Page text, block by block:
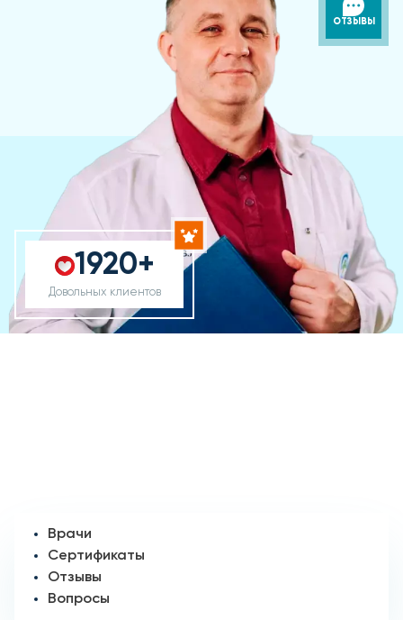
1920+
Довольных клиентов
ОТЗЫВЫ
Врачи
Сертификаты
Отзывы
Вопросы